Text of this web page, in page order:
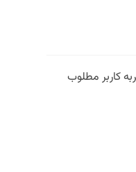
کاربر مطلوب